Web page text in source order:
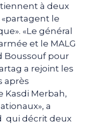
à deux
le
«Le général
et le MALG
Boussouf pour
a rejoint les
après
Kasdi Merbah,
a
qui décrit deux